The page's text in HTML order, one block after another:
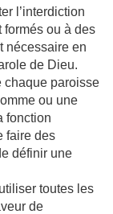
l’interdiction
formés ou à des
nécessaire en
de Dieu.
paroisse
ou une
fonction
faire des
définir une
toutes les
de